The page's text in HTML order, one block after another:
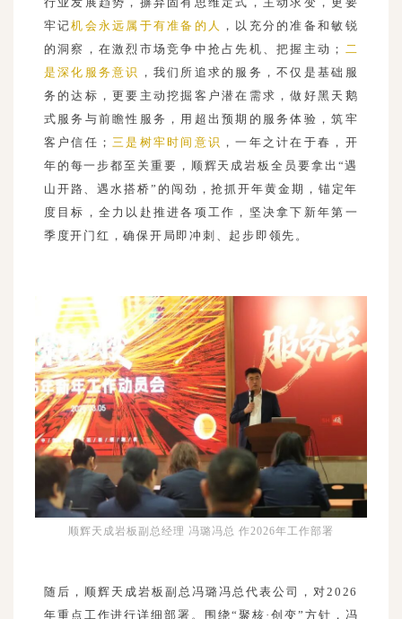
牢记机会永远属于有准备的人 ，以充分的准备和敏锐
的洞察，在激烈市场竞争中抢占先机、把握主动； 二
是深化服务意识 ，我们所追求的服务，不仅是基础服
务的达标，更要主动挖掘客户潜在需求，做好黑天鹅
式服务与前瞻性服务，用超出预期的服务体验，筑牢
客户信任； 三是树牢时间意识 ，一年之计在于春，开
年的每一步都至关重要，顺辉天成岩板全员要拿出“遇
山开路、遇水搭桥”的闯劲，抢抓开年黄金期，锚定年
度目标，全力以赴推进各项工作，坚决拿下新年第一
季度开门红，确保开局即冲刺、起步即领先。
顺辉天成岩板副总经理 冯璐冯总 作2026年工作部署
随后，顺辉天成岩板副总冯璐冯总代表公司，对2026
年重点工作进行详细部署。围绕“聚核·创变”方针，冯